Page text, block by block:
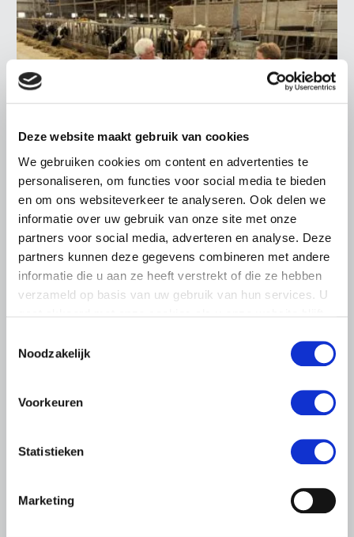
Deze website maakt gebruik van cookies
We gebruiken cookies om content en advertenties te
personaliseren, om functies voor social media te bieden
en om ons websiteverkeer te analyseren. Ook delen we
informatie over uw gebruik van onze site met onze
partners voor social media, adverteren en analyse. Deze
partners kunnen deze gegevens combineren met andere
informatie die u aan ze heeft verstrekt of die ze hebben
verzameld op basis van uw gebruik van hun services. U
Noodzakelijk
Voorkeuren
Statistieken
Marketing
LTO LOBBY
6 AUGUSTUS 2026
Kamerlid Goudzwaard (JA21)
bezoekt melkveehouderij in
Súdwest-Fryslân
Ronald Oenema op het melkveebedrijf van Jolmer de
Vries in It Heidenskip.
Lees meer